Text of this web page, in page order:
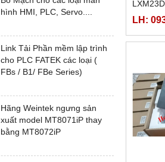
hình HMI, PLC, Servo....
Link Tải Phần mềm lập trình
cho PLC FATEK các loại (
FBs / B1/ FBe Series)
Hãng Weintek ngưng sản
xuất model MT8071iP thay
bằng MT8072iP
KHIỂN
LH: